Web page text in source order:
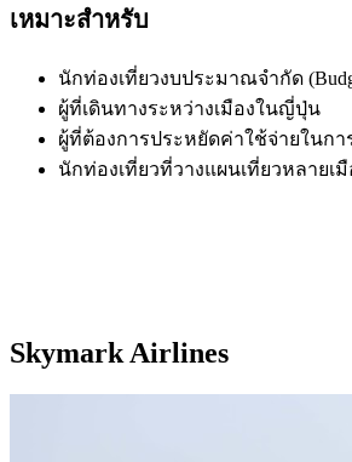
เหมาะสำหรับ
นักท่องเที่ยวงบประมาณจำกัด
ผู้ที่เดินทางระหว่างเมืองในญี่ปุ่น
ผู้ที่ต้องการประหยัดค่าใช้จ่ายในกา
นักท่องเที่ยวที่วางแผนเที่ยวหลายเ
Skymark Airlines